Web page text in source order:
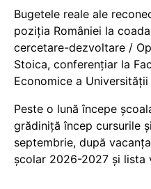
Bugetele reale ale
poziția României la
cercetare-dezvoltare /
Stoica, conferențiar la
Economice a Universității
Peste o lună începe
grădiniță încep cursurile
septembrie, după
școlar 2026-2027 și lista